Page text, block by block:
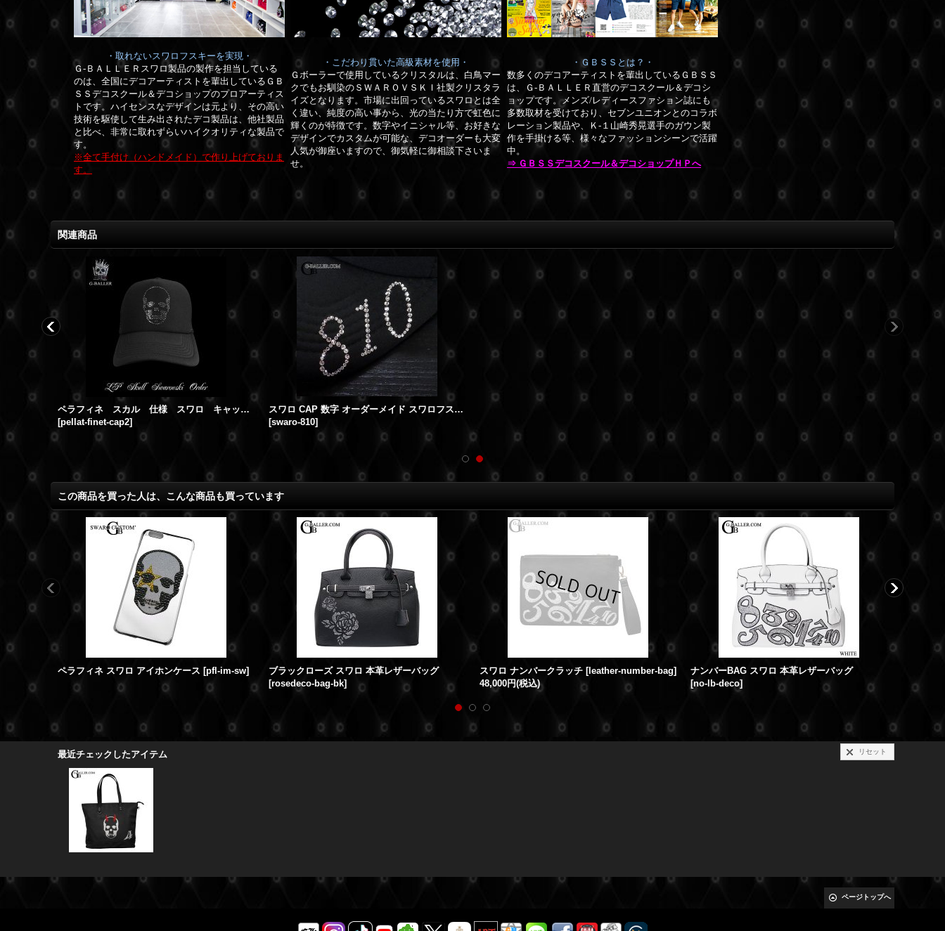
・取れないスワロフスキーを実現・
Ｇ-ＢＡＬＬＥＲスワロ製品の製作を担当している
のは、全国にデコアーティストを輩出しているＧＢ
ＳＳデコスクール＆デコショップのプロアーティス
トです。 ハイセンスなデザインは元より、その高い
技術を駆使して生み出されたデコ製品は、他社製品
と比べ、非常に取れずらいハイクオリティな製品で
す。
※全て手付け（ハンドメイド）で作り上げておりま
す。
・こだわり貫いた高級素材を使用・
Ｇボーラーで使用しているクリスタルは、白鳥マー
クでもお馴染のＳＷＡＲＯＶＳＫＩ社製クリスタラ
イズとなります。市場に出回っているスワロとは全
く違い、純度の高い事から、光の当たり方で虹色に
輝くのが特徴です。数字やイニシャル等、お好きな
デザインでカスタムが可能な、デコオーダーも大変
人気が御座いますので、御気軽に御相談下さいま
せ。
・ＧＢＳＳとは？・
数多くのデコアーティストを輩出しているＧＢＳＳ
は、Ｇ-ＢＡＬＬＥＲ直営のデコスクール＆デコシ
ョップです。メンズ/レディースファション誌にも
多数取材を受けており、セブンユニオンとのコラボ
レーション製品や、Ｋ-１山崎秀晃選手のガウン製
作を手掛ける等、様々なファッションシーンで活躍
中。
⇒ ＧＢＳＳデコスクール＆デコショップＨＰへ
関連商品
ペラフィネ スカル 仕様 スワロ キャップ スワロフスキー ＣＡＰ オーダー
[pellat-finet-cap2]
スワロ CAP 数字 オーダーメイド スワロフスキー キャップ ブランド
[swaro-810]
この商品を買った人は、こんな商品も買っています
ペラフィネ スワロ アイホンケース [pfl-im-sw]
ブラックローズ スワロ 本革レザーバッグ
[rosedeco-bag-bk]
スワロ ナンバークラッチ [leather-number-bag]
48,000円(税込)
ナンバーBAG スワロ 本革レザーバッグ
[no-lb-deco]
最近チェックしたアイテム リセット
ページトップへ